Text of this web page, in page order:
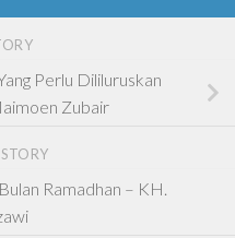
Perlu Dililuruskan
Zubair
Ramadhan – KH.